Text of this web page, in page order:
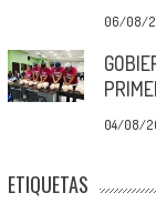
06/08/
04/08/
ETIQUETAS